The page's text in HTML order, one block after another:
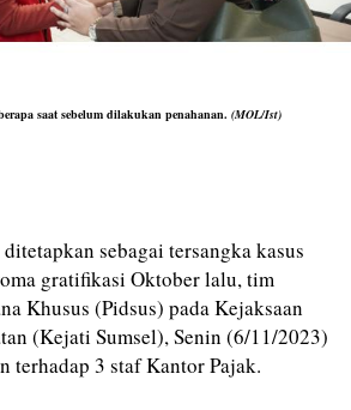
saat sebelum dilakukan penahanan. (MOL/Ist)
sebagai tersangka kasus
gratifikasi Oktober lalu, tim
Khusus (Pidsus) pada Kejaksaan
(Kejati Sumsel), Senin (6/11/2023)
terhadap 3 staf Kantor Pajak.